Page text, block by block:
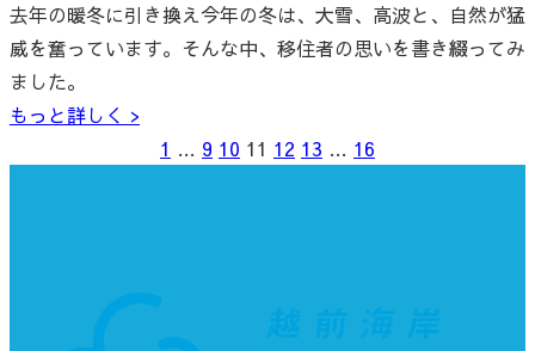
去年の暖冬に引き換え今年の冬は、大雪、高波と、自然が猛
威を奮っています。そんな中、移住者の思いを書き綴ってみ
ました。
もっと詳しく >
1 … 9 10 11 12 13 … 16